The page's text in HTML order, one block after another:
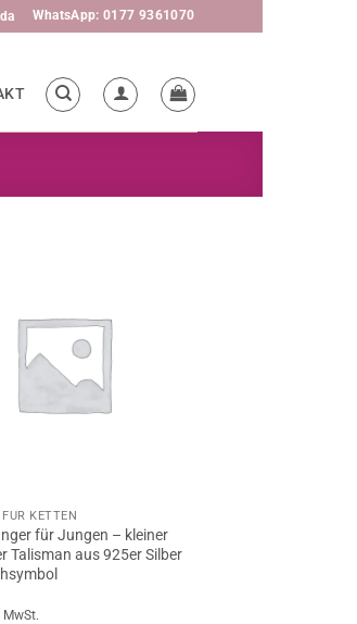
WhatsApp: 0177 9361070
KETTEN
für Jungen – kleiner
Talisman aus 925er Silber
MwSt.